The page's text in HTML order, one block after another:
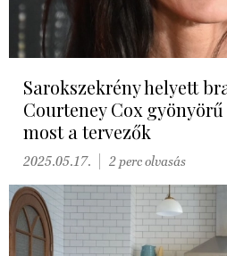
Sarokszekrény helyett
Courteney Cox
most a tervezők
2025.05.17. 2 perc olvasás